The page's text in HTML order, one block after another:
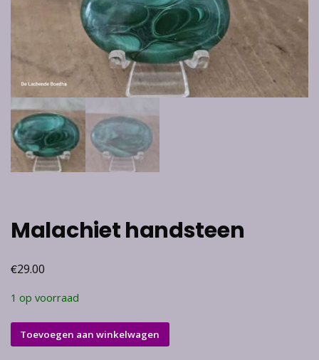
Malachiet handsteen
€29.00
1 op voorraad
Malachiet
handsteen
Toevoegen aan winkelwagen